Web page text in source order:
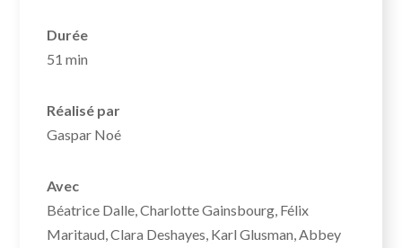
Durée
51 min
Réalisé par
Gaspar Noé
Avec
Béatrice Dalle, Charlotte Gainsbourg, Félix
Maritaud, Clara Deshayes, Karl Glusman, Abbey